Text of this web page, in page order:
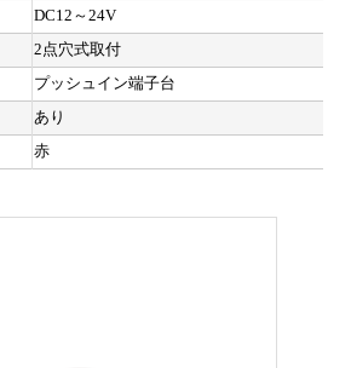
DC12～24V
2点穴式取付
プッシュイン端子台
あり
赤